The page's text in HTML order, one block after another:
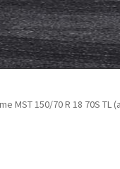
MST 150/70 R 18 70S TL